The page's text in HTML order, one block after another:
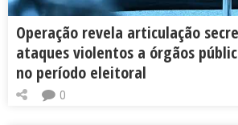
Operação revela articulação
ataques violentos a órgãos
no período eleitoral
0